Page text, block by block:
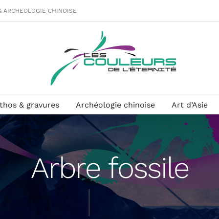
ARCHEOLOGIE CHINOISE
& gravures Archéologie chinoise Art d’Asie
Arbre fossile